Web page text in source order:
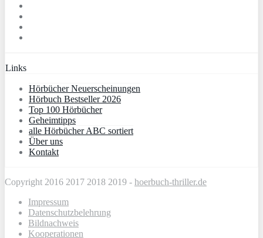
Links
Hörbücher Neuerscheinungen
Hörbuch Bestseller 2026
Top 100 Hörbücher
Geheimtipps
alle Hörbücher ABC sortiert
Über uns
Kontakt
Copyright 2016 2017 2018 2019 - hoerbuch-thriller.de
Impressum
Datenschutzbelehrung
Bildnachweis
Kooperationen